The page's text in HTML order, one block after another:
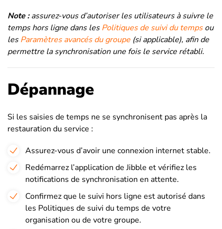
Note :assurez-vous d’autoriser les utilisateurs à suivre le
temps hors ligne dans lesPolitiques de suivi du tempsou
lesParamètres avancés du groupe (si applicable), afin de
permettre la synchronisation une fois le service rétabli.
Dépannage
Si les saisies de temps ne se synchronisent pas après la
restauration du service :
Assurez-vous d’avoir une connexion internet stable.
Redémarrez l’application de Jibble et vérifiez les
notifications de synchronisation en attente.
Confirmez que le suivi hors ligne est autorisé dans
les Politiques de suivi du temps de votre
organisation ou de votre groupe.